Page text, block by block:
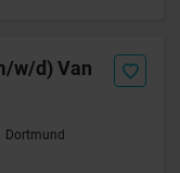
w/d) Van
Dortmund